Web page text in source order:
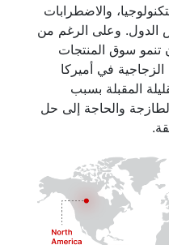
والاضطرابات
الدول. وعلى الرغم من
تنمو سوق المنتجات
في أميركا
المقبلة بسبب
والحاجة إلى حل